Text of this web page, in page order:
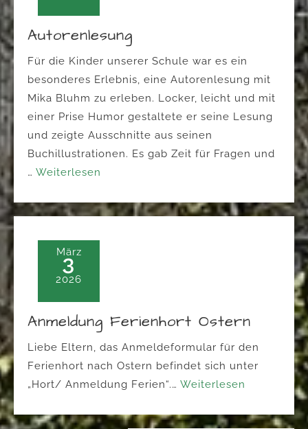
Autorenlesung
Für die Kinder unserer Schule war es ein
besonderes Erlebnis, eine Autorenlesung mit
Mika Bluhm zu erleben. Locker, leicht und mit
einer Prise Humor gestaltete er seine Lesung
und zeigte Ausschnitte aus seinen
Buchillustrationen. Es gab Zeit für Fragen und
… Weiterlesen
März
3
2026
Anmeldung Ferienhort Ostern
Liebe Eltern, das Anmeldeformular für den
Ferienhort nach Ostern befindet sich unter
„Hort/ Anmeldung Ferien“.… Weiterlesen